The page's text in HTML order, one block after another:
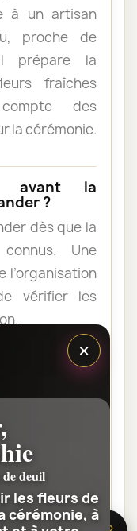
à un artisan
proche de
prépare la
fraîches
des
la cérémonie.
avant la
?
dès que la
Une
l’organisation
vérifier les
être livrées
ou après
que
les fleurs.
×
de deuil
les fleurs de
cérémonie, à